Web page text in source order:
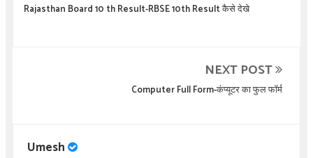
Rajasthan Board 10 th Result-RBSE 10th Result कैसे देखे
NEXT POST
Computer Full Form-कंप्यूटर का फुल फॉर्म
Umesh